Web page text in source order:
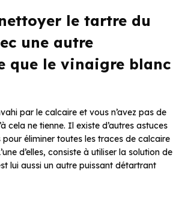
le tartre du
une autre
que le vinaigre blanc
par le calcaire et vous n’avez pas de
cela ne tienne. Il existe d’autres astuces
éliminer toutes les traces de calcaire
d’elles, consiste à utiliser la solution de
lui aussi un autre puissant détartrant